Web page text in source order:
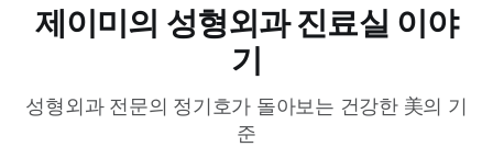
제이미의 성형외과 진료실 이야
기
성형외과 전문의 정기호가 돌아보는 건강한 美의 기
준